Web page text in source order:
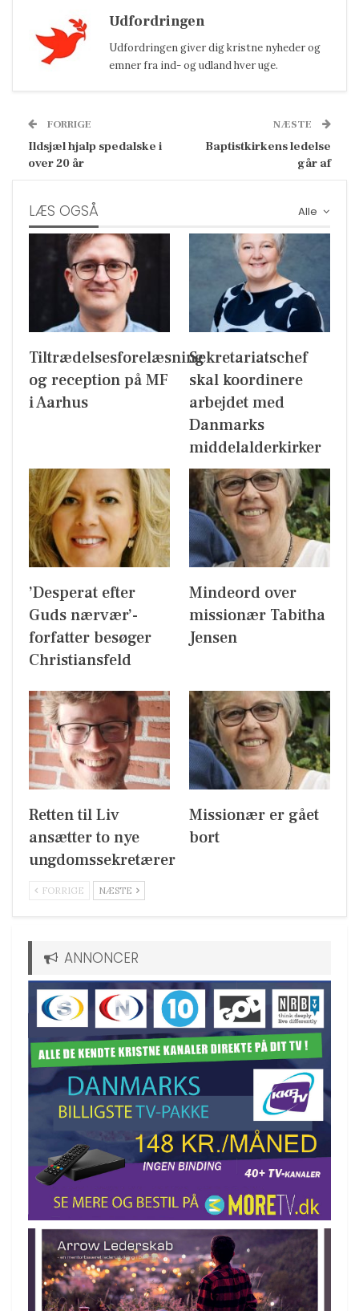
Udfordringen
Udfordringen giver dig kristne nyheder og
emner fra ind- og udland hver uge.
FORRIGE
Ildsjæl hjalp spedalske i
over 20 år
NÆSTE
Baptistkirkens ledelse
går af
Alle
LÆS OGSÅ
Tiltrædelsesforelæsning
og reception på MF
i Aarhus
Sekretariatschef
skal koordinere
arbejdet med
Danmarks
middelalderkirker
’Desperat efter
Guds nærvær’-
forfatter besøger
Christiansfeld
Mindeord over
missionær Tabitha
Jensen
Retten til Liv
ansætter to nye
ungdomssekretærer
Missionær er gået
bort
FORRIGE NÆSTE
ANNONCER